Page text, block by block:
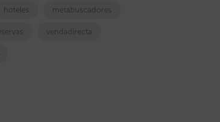
hoteles metabuscadores
vendadirecta